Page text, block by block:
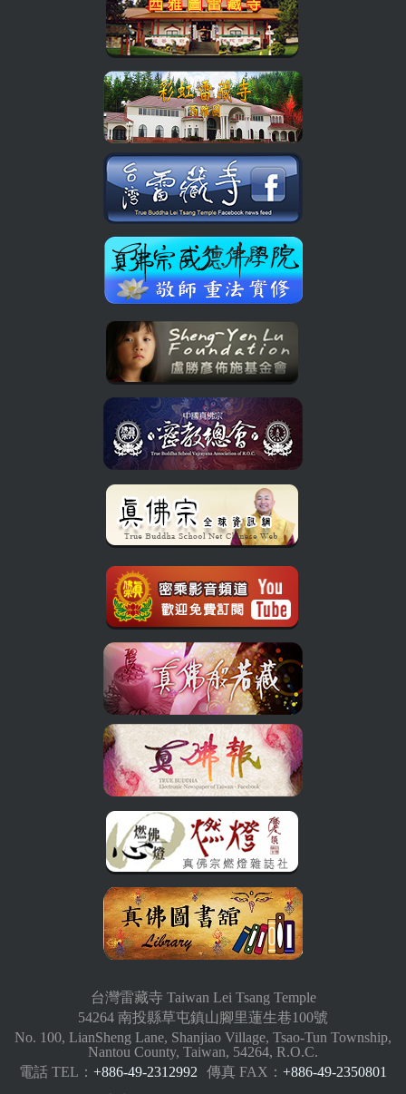
台灣雷藏寺 Taiwan Lei Tsang Temple
54264 南投縣草屯鎮山腳里蓮生巷100號
No. 100, LianSheng Lane, Shanjiao Village, Tsao-Tun Township,
Nantou County, Taiwan, 54264, R.O.C.
電話 TEL： +886-49-2312992 傳真 FAX： +886-49-2350801